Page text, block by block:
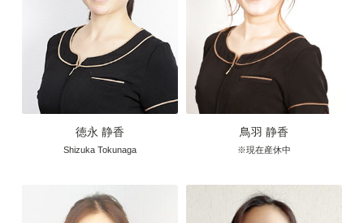
徳永 静香
Shizuka Tokunaga
鳥羽 静香
※現在産休中